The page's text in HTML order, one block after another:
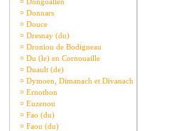
¤ Donnars
¤ Douce
¤ Dresnay (du)
¤ Droniou de Bodigneau
¤ Du (le) en Cornouaille
¤ Duault (de)
¤ Dymoen, Dimanach et Divanach
¤ Ernothon
¤ Euzenou
¤ Fao (du)
¤ Faou (du)